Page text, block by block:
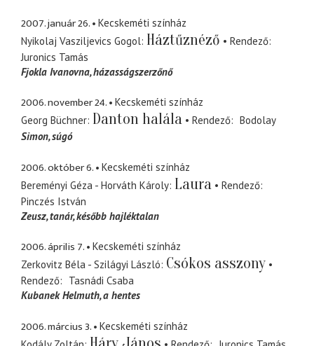
2007. január 26.
Kecskeméti színház
Nyikolaj Vasziljevics Gogol Háztűznéző
Rendező
Juronics Tamás
Fjokla Ivanovna házasságszerzőnő
2006. november 24.
Kecskeméti színház
Georg Büchner Danton halála Rendező
Bodolay
Simon súgó
2006. október 6.
Kecskeméti színház
Bereményi Géza - Horváth Károly Laura
Rendező
Pinczés István
Zeusz tanár, később hajléktalan
2006. április 7.
Kecskeméti színház
Zerkovitz Béla - Szilágyi László Csókos asszony
Rendező
Tasnádi Csaba
Kubanek Helmuth a hentes
2006. március 3.
Kecskeméti színház